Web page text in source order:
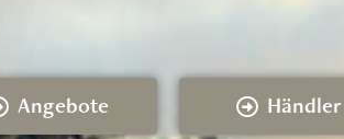
Angebote Händler